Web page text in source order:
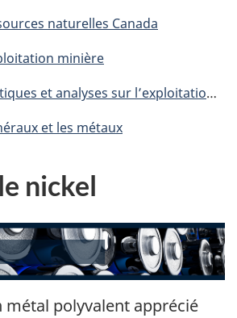
naturelles Canada
minière
et analyses sur l’exploitation minière
et les métaux
nickel
métal polyvalent apprécié